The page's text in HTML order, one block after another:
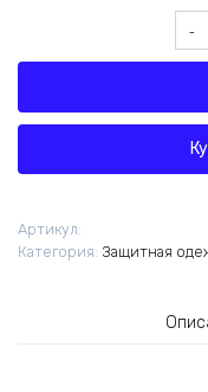
Артикул:
Категория: Защитная